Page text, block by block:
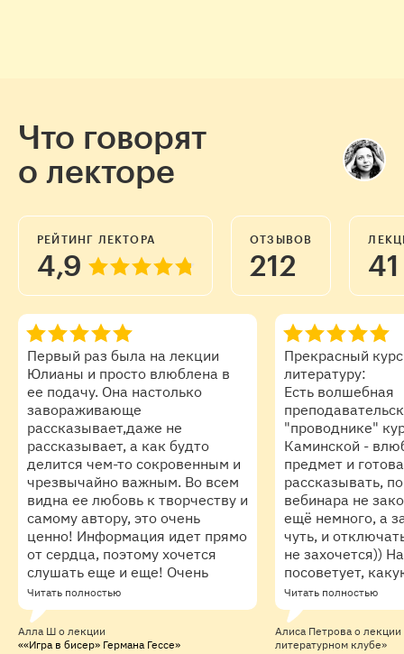
Как будет проходить курс
Узнаем больше об эпохе
и биографии писателя, ясно
увидим, как построены
важные книги Латинской
и интересные кусочки из книг
и разберет их на лекции. Знания
помогают по-новому взглянуть
на произведение — вы втягиваетесь
и легко дочитываете книгу
Встречаемся в закрытом телеграм-
чате, чтобы поделиться
впечатлениями и любимыми
цитатами.
Что говорят
о лекторе
РЕЙТИНГ ЛЕКТОРА
4,9
ОТЗЫВОВ
212 41
Первый раз была на лекции
Юлианы и просто влюблена в
ее подачу. Она настолько
завораживающе
рассказывает,даже не
рассказывает, а как будто
делится чем-то сокровенным и
чрезвычайно важным. Во всем
видна ее любовь к творчеству и
самому автору, это очень
ценно! Информация идет прямо
от сердца, поэтому хочется
слушать еще и еще! Очень
много интересных отсылок,
историй, который вплетаются в
рассказ и позволяют по итогу
чувствовать полноту этого
Читать полностью
Алла Ш о лекции
««Игра в бисер» Германа Гессе»
Прекрасный
литературу:
Есть волшебная
"проводнике"
Каминской -
предмет и готова
рассказывать,
вебинара не
ещё немного, а
чуть, и
не захочется))
посоветует,
по теме
послушать и где
нужные
Когда
Читать полностью
Алиса Петрова о лекции
литературном клубе»